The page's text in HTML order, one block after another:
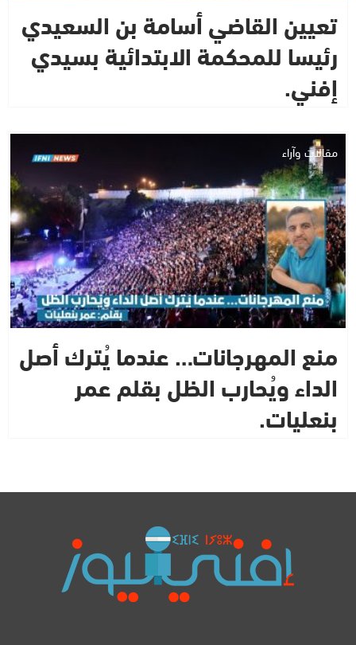
تعيين القاضي أسامة بن السعيدي
رئيسا للمحكمة الابتدائية بسيدي
إفني.
مقالات وآراء
منع المهرجانات… عندما يُترك أصل
الداء ويُحارب الظل بقلم عمر
بنعليات.